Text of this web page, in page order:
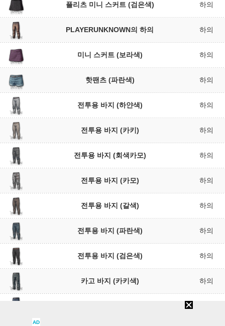
플리츠 미니 스커트 (검은색) 하의
PLAYERUNKNOWN의 하의 하의
미니 스커트 (보라색) 하의
핫팬츠 (파란색) 하의
전투용 바지 (하얀색) 하의
전투용 바지 (카키) 하의
전투용 바지 (회색카모) 하의
전투용 바지 (카모) 하의
전투용 바지 (갈색) 하의
전투용 바지 (파란색) 하의
전투용 바지 (검은색) 하의
카고 바지 (카키색) 하의
AD